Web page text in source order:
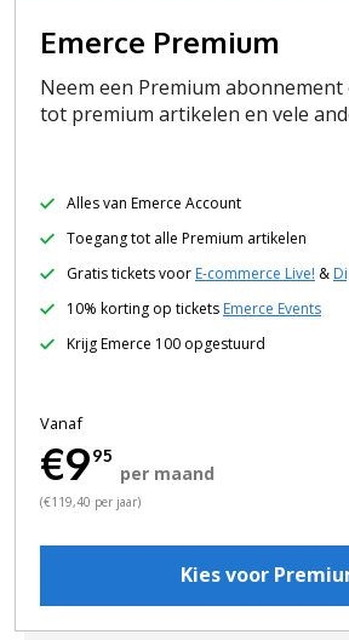
Emerce Premium
Neem een Premium
tot premium artikelen en vele
Alles van Emerce Account
Toegang tot alle Premium artikelen
Gratis tickets voor E-commerce Live! &
10% korting op tickets Emerce Events
Krijg Emerce 100 opgestuurd
Vanaf
€995
per maand
(€119,40 per jaar)
Kies voor